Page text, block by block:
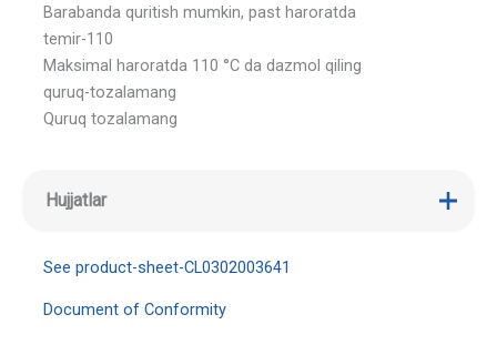
Barabanda quritish mumkin, past haroratda
temir-110
Maksimal haroratda 110 °C da dazmol qiling
quruq-tozalamang
Quruq tozalamang
Hujjatlar
See product-sheet-CL0302003641
Document of Conformity